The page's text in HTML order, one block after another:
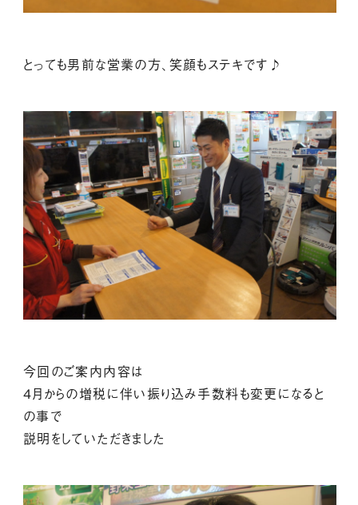
とっても男前な営業の方、笑顔もステキです♪
今回のご案内内容は
４月からの増税に伴い振り込み手数料も変更になると
の事で
説明をしていただきました